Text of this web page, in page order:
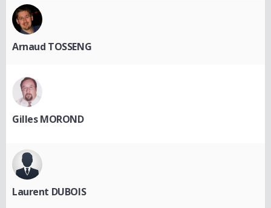
Arnaud TOSSENG
Gilles MOROND
Laurent DUBOIS